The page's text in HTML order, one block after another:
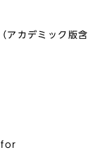
カデミック版含
for